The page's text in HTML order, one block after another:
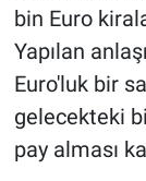
bin Euro
Yapılan
Euro'luk bir
gelecekteki
pay alması